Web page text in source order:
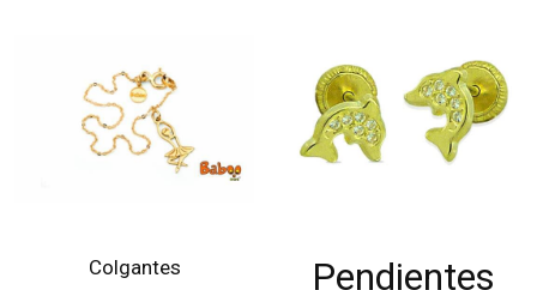
Colgantes
Pendientes